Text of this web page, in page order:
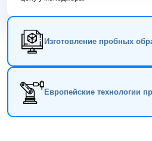
Изготовление пробных
Европейские технологии